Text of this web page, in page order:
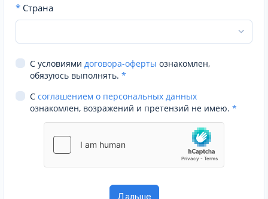
* Страна
С условиями договора-оферты ознакомлен,
обязуюсь выполнять. *
С соглашением о персональных данных
ознакомлен, возражений и претензий не имею. *